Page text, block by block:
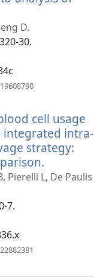
D.
30.
fenêtre)
cell usage
integrated intra-
strategy:
une
Pierelli L, De Paulis
7.